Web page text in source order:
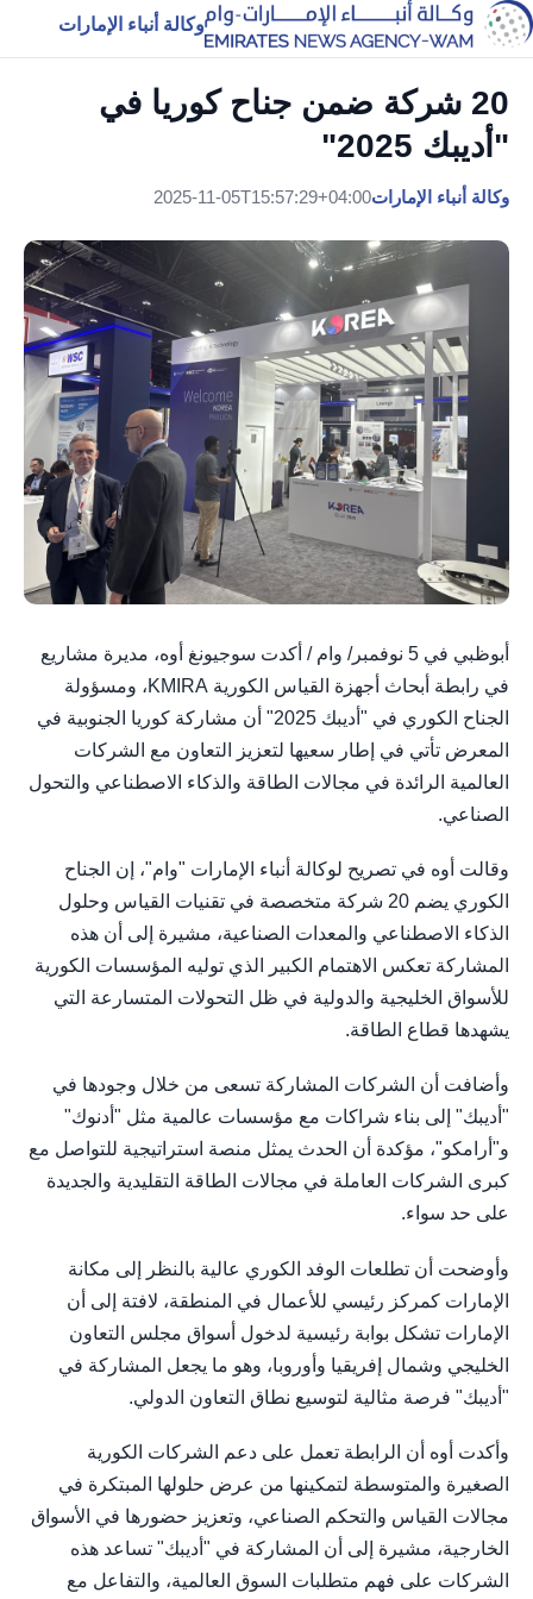
وكالة أنباء الإمارات
20 شركة ضمن جناح كوريا في
"أديبك 2025"
وكالة أنباء الإمارات2025-11-05T15:57:29+04:00
أبوظبي في 5 نوفمبر/ وام / أكدت سوجيونغ أوه، مديرة مشاريع
في رابطة أبحاث أجهزة القياس الكورية KMIRA، ومسؤولة
الجناح الكوري في "أديبك 2025" أن مشاركة كوريا الجنوبية في
المعرض تأتي في إطار سعيها لتعزيز التعاون مع الشركات
العالمية الرائدة في مجالات الطاقة والذكاء الاصطناعي والتحول
الصناعي.
وقالت أوه في تصريح لوكالة أنباء الإمارات "وام"، إن الجناح
الكوري يضم 20 شركة متخصصة في تقنيات القياس وحلول
الذكاء الاصطناعي والمعدات الصناعية، مشيرة إلى أن هذه
المشاركة تعكس الاهتمام الكبير الذي توليه المؤسسات الكورية
للأسواق الخليجية والدولية في ظل التحولات المتسارعة التي
يشهدها قطاع الطاقة.
وأضافت أن الشركات المشاركة تسعى من خلال وجودها في
"أديبك" إلى بناء شراكات مع مؤسسات عالمية مثل "أدنوك"
و"أرامكو"، مؤكدة أن الحدث يمثل منصة استراتيجية للتواصل مع
كبرى الشركات العاملة في مجالات الطاقة التقليدية والجديدة
على حد سواء.
وأوضحت أن تطلعات الوفد الكوري عالية بالنظر إلى مكانة
الإمارات كمركز رئيسي للأعمال في المنطقة، لافتة إلى أن
الإمارات تشكل بوابة رئيسية لدخول أسواق مجلس التعاون
الخليجي وشمال إفريقيا وأوروبا، وهو ما يجعل المشاركة في
"أديبك" فرصة مثالية لتوسيع نطاق التعاون الدولي.
وأكدت أوه أن الرابطة تعمل على دعم الشركات الكورية
الصغيرة والمتوسطة لتمكينها من عرض حلولها المبتكرة في
مجالات القياس والتحكم الصناعي، وتعزيز حضورها في الأسواق
الخارجية، مشيرة إلى أن المشاركة في "أديبك" تساعد هذه
الشركات على فهم متطلبات السوق العالمية، والتفاعل مع